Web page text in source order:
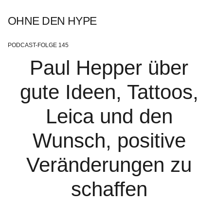
OHNE DEN HYPE
PODCAST-FOLGE 145
Paul Hepper über
gute Ideen, Tattoos,
Leica und den
Wunsch, positive
Veränderungen zu
schaffen